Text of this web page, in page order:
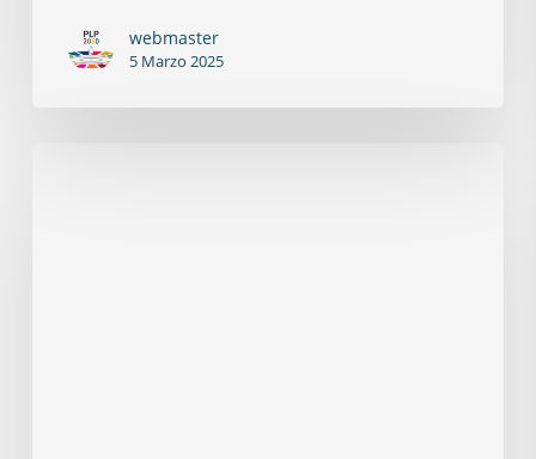
webmaster
5 Marzo 2025